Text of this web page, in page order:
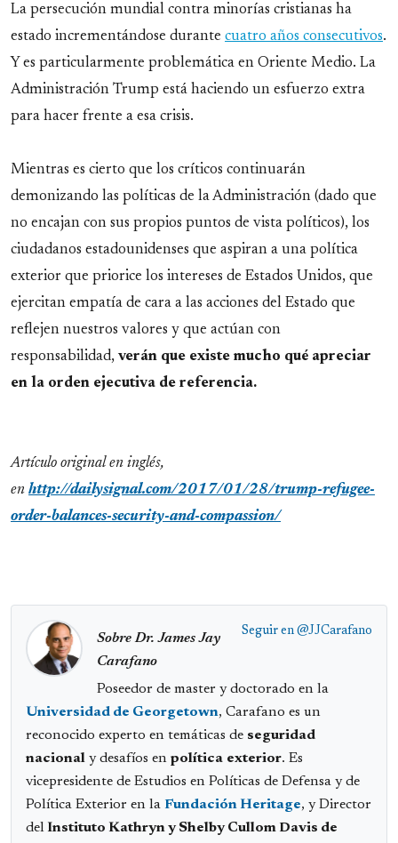
La persecución mundial contra minorías cristianas ha
estado incrementándose durante cuatro años consecutivos.
Y es particularmente problemática en Oriente Medio. La
Administración Trump está haciendo un esfuerzo extra
para hacer frente a esa crisis.
Mientras es cierto que los críticos continuarán
demonizando las políticas de la Administración (dado que
no encajan con sus propios puntos de vista políticos), los
ciudadanos estadounidenses que aspiran a una política
exterior que priorice los intereses de Estados Unidos, que
ejercitan empatía de cara a las acciones del Estado que
reflejen nuestros valores y que actúan con
responsabilidad, verán que existe mucho qué apreciar
en la orden ejecutiva de referencia.
Artículo original en inglés,
en http://dailysignal.com/2017/01/28/trump-refugee-
order-balances-security-and-compassion/
Seguir en @JJCarafano
Sobre Dr. James Jay
Carafano
Poseedor de master y doctorado en la
Universidad de Georgetown, Carafano es un
reconocido experto en temáticas de seguridad
nacional y desafíos en política exterior. Es
vicepresidente de Estudios en Políticas de Defensa y de
Política Exterior en la Fundación Heritage, y Director
delInstituto Kathryn y Shelby Cullom Davis de